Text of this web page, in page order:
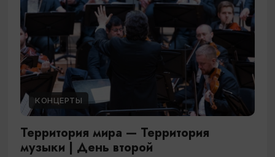
КОНЦЕРТЫ
Территория мира — Территория
музыки | День второй